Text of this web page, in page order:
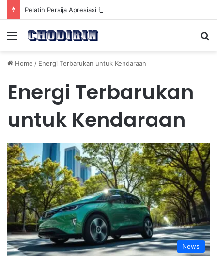
Menu
Home / Energi Terbarukan untuk Kendaraan
Energi Terbarukan
untuk Kendaraan
News